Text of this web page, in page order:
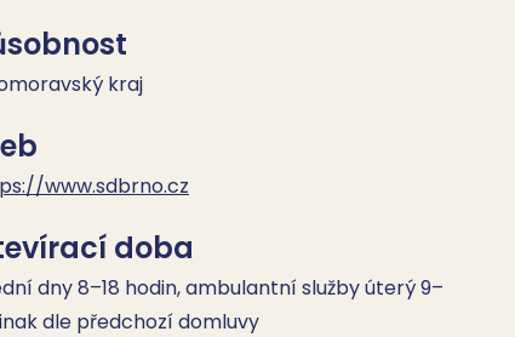
kraj
www.sdbrno.cz
doba
dny 8–18 hodin, ambulantní služby úterý 9–
dle předchozí domluvy